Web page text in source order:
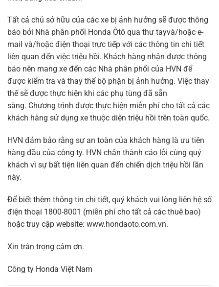
Tất cả chủ sở hữu của các xe bị ảnh hưởng sẽ được thông
báo bởi Nhà phân phối Honda Ôtô qua thư tayvà/hoặc e-
mail và/hoặc điện thoại trực tiếp với các thông tin chi tiết
liên quan đến việc triệu hồi. Khách hàng nhận được thông
báo nên mang xe đến các Nhà phân phối của HVN để
được kiểm tra và thay thế bộ phận bị ảnh hưởng. Việc thay
thế sẽ được thực hiện khi các phụ tùng đã sẵn
sàng. Chương trình được thực hiện miễn phí cho tất cả các
khách hàng sử dụng xe thuộc diện triệu hồi trên toàn quốc.
HVN đảm bảo rằng sự an toàn của khách hàng là ưu tiên
hàng đầu của công ty. HVN chân thành cáo lỗi cùng quý
khách vì sự bất tiện liên quan đến chiến dịch triệu hồi lần
này.
Để biết thêm thông tin chi tiết, quý khách vui lòng liên hệ số
điện thoại 1800-8001 (miễn phí cho tất cả các thuê bao)
hoặc truy cập website: www.hondaoto.com.vn.
Xin trân trọng cảm ơn.
Công ty Honda Việt Nam